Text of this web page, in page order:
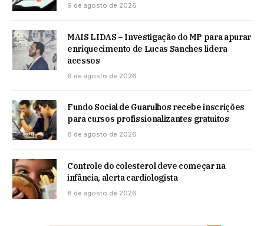
9 de agosto de 2026
MAIS LIDAS – Investigação do MP para apurar
enriquecimento de Lucas Sanches lidera
acessos
9 de agosto de 2026
Fundo Social de Guarulhos recebe inscrições
para cursos profissionalizantes gratuitos
8 de agosto de 2026
Controle do colesterol deve começar na
infância, alerta cardiologista
8 de agosto de 2026